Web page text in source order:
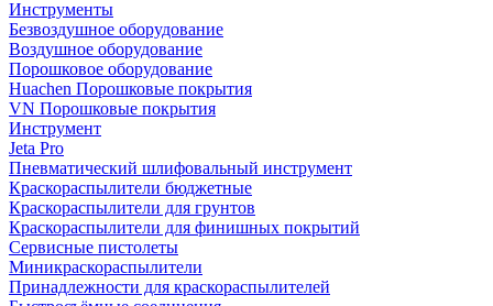
Инструменты
Безвоздушное оборудование
Воздушное оборудование
Порошковое оборудование
Huachen Порошковые покрытия
VN Порошковые покрытия
Инструмент
Jeta Pro
Пневматический шлифовальный инструмент
Краскораспылители бюджетные
Краскораспылители для грунтов
Краскораспылители для финишных покрытий
Сервисные пистолеты
Миникраскораспылители
Принадлежности для краскораспылителей